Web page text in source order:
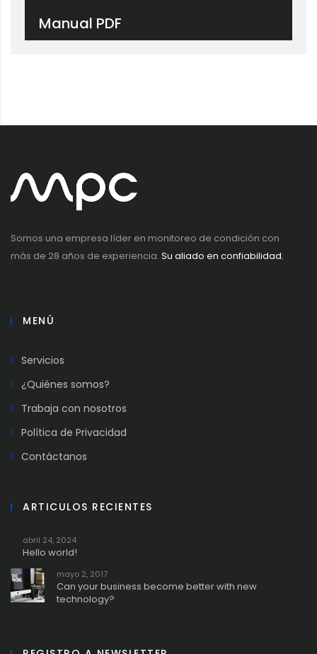
Manual PDF
Somos una empresa líder en monitoreo de condición con
más de 28 años de experiencia. Su aliado en confiabilidad.
MENÚ
Servicios
¿Quiénes somos?
Trabaja con nosotros
Política de Privacidad
Contáctanos
ARTICULOS RECIENTES
Hello world!
abril 24, 2024
Can your business become better with new
technology?
mayo 2, 2017